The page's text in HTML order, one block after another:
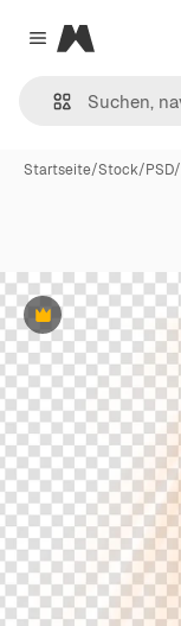
Close menu
Magnific
Startseite/Stock/PSD/
Premium